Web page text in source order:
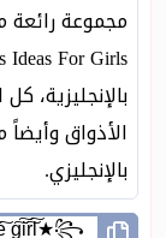
بالإنجليزية،
الأذواق
بالإنجليزي.